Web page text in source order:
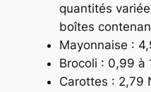
quantités
boîtes
Mayonnaise :
Brocoli : 0,99 à
Carottes : 2,79